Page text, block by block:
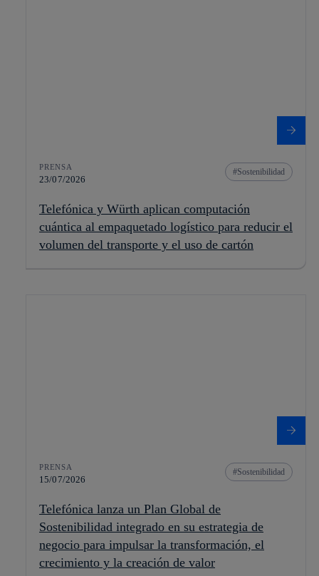
PRENSA
23/07/2026
Sostenibilidad
Telefónica y Würth aplican computación
cuántica al empaquetado logístico para reducir el
volumen del transporte y el uso de cartón
PRENSA
15/07/2026
Sostenibilidad
Telefónica lanza un Plan Global de
Sostenibilidad integrado en su estrategia de
negocio para impulsar la transformación, el
crecimiento y la creación de valor